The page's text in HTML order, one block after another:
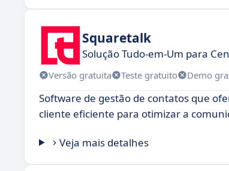
Squaretalk
Solução Tudo-em-Um para
Versão gratuita Teste gratuito Demo
Software de gestão de contatos que
cliente eficiente para otimizar a
Veja mais detalhes